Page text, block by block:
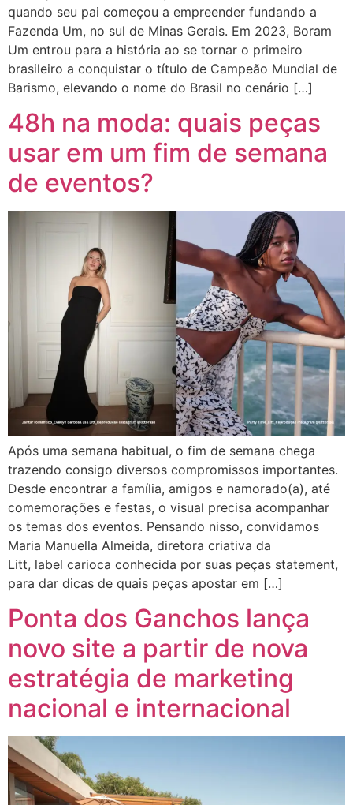
quando seu pai começou a empreender fundando a
Fazenda Um, no sul de Minas Gerais. Em 2023, Boram
Um entrou para a história ao se tornar o primeiro
brasileiro a conquistar o título de Campeão Mundial de
Barismo, elevando o nome do Brasil no cenário […]
48h na moda: quais peças
usar em um fim de semana
de eventos?
Após uma semana habitual, o fim de semana chega
trazendo consigo diversos compromissos importantes.
Desde encontrar a família, amigos e namorado(a), até
comemorações e festas, o visual precisa acompanhar
os temas dos eventos. Pensando nisso, convidamos
Maria Manuella Almeida, diretora criativa da
Litt, label carioca conhecida por suas peças statement,
para dar dicas de quais peças apostar em […]
Ponta dos Ganchos lança
novo site a partir de nova
estratégia de marketing
nacional e internacional